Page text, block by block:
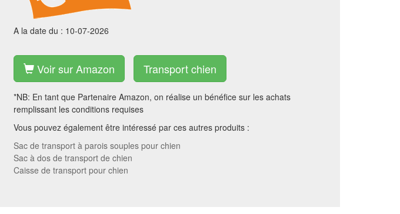
A la date du : 10-07-2026
Voir sur Amazon Transport chien
*NB: En tant que Partenaire Amazon, on réalise un bénéfice sur les achats
remplissant les conditions requises
Vous pouvez également être intéressé par ces autres produits :
Sac de transport à parois souples pour chien
Sac à dos de transport de chien
Caisse de transport pour chien